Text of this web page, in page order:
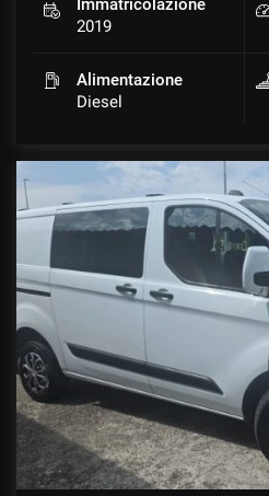
2019
Alimentazione
Diesel